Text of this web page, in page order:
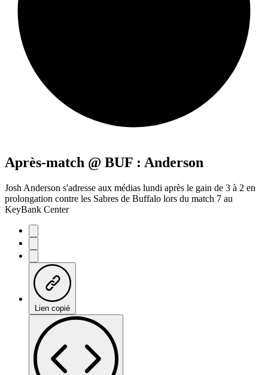
Après-match @ BUF : Anderson
Josh Anderson s'adresse aux médias lundi après le gain de 3 à 2 en
prolongation contre les Sabres de Buffalo lors du match 7 au
KeyBank Center
Lien copié